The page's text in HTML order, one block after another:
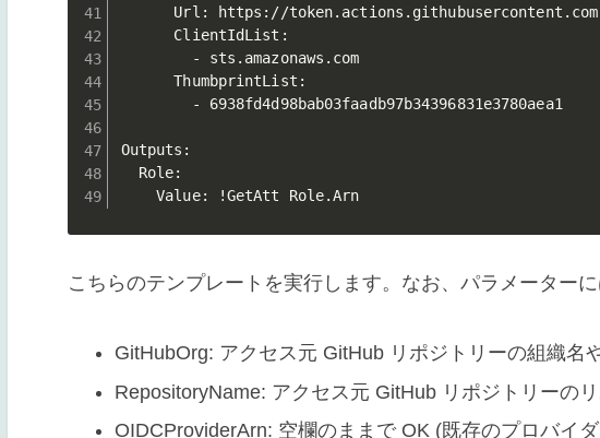
      Url: https://token.actions.githubusercontent.com
      ClientIdList:
        - sts.amazonaws.com
      ThumbprintList:
        - 6938fd4d98bab03faadb97b34396831e3780aea1
Outputs:
  Role:
    Value: !GetAtt Role.Arn
こちらのテンプレートを実行します。なお、パラメーター
GitHubOrg: アクセス元 GitHub リポジトリーの組織名
RepositoryName: アクセス元 GitHub リポジトリーの
OIDCProviderArn: 空欄のままで OK (既存のプロバイ